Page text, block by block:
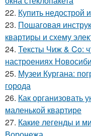
22. Купить недострой
23. Пошаговая
квартиры и схему
24. Тексты Чиж & Co:
настроениях
25. Музеи Кургана:
города
26. Как организовать
маленькой квартире
27. Какие легенды и